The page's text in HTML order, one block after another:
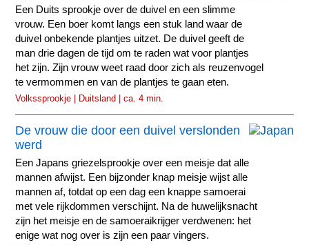
Een Duits sprookje over de duivel en een slimme
vrouw. Een boer komt langs een stuk land waar de
duivel onbekende plantjes uitzet. De duivel geeft de
man drie dagen de tijd om te raden wat voor plantjes
het zijn. Zijn vrouw weet raad door zich als reuzenvogel
te vermommen en van de plantjes te gaan eten.
Volkssprookje | Duitsland | ca. 4 min.
De vrouw die door een duivel verslonden
werd
Een Japans griezelsprookje over een meisje dat alle
mannen afwijst. Een bijzonder knap meisje wijst alle
mannen af, totdat op een dag een knappe samoerai
met vele rijkdommen verschijnt. Na de huwelijksnacht
zijn het meisje en de samoeraikrijger verdwenen: het
enige wat nog over is zijn een paar vingers.